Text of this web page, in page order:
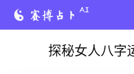
探秘女人八字